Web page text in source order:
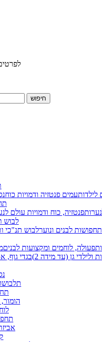
חיפוש
לילדותעמים פנטזיה ודמויות כוח
פנטזיה, כוח ודמויות עולם
לבוש
לבנים ונוערלבוש תנ"כי
פעולה, לוחמים ומקצועות לבנים
גן (עד מידה 2)
בגדי גוף,